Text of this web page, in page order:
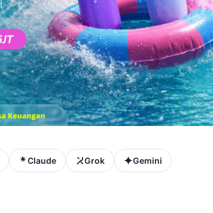
Claude Grok Gemini